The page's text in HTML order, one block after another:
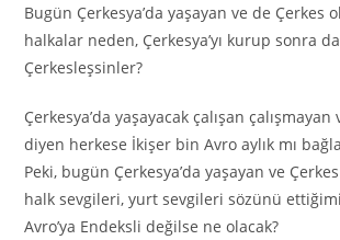
Bugün Çerkesya’da yaşayan ve de Çerkes
halkalar neden, Çerkesya’yı kurup sonra
Çerkesleşsinler?
Çerkesya’da yaşayacak çalışan
diyen herkese İkişer bin Avro aylık mı
Peki, bugün Çerkesya’da yaşayan ve
halk sevgileri, yurt sevgileri sözünü
Avro’ya Endeksli değilse ne olacak?